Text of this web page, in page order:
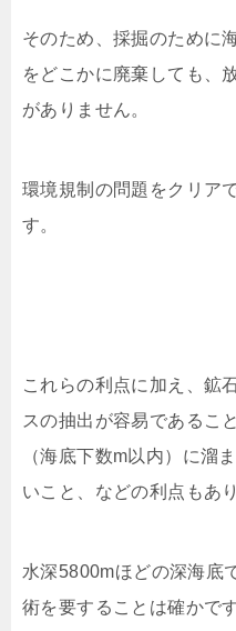
そのため、採掘のために
をどこかに廃棄しても、
がありません。
環境規制の問題をクリア
す。
これらの利点に加え、鉱
スの抽出が容易であるこ
（海底下数m以内）に溜
いこと、などの利点もあ
水深5800mほどの深海底
術を要することは確かで